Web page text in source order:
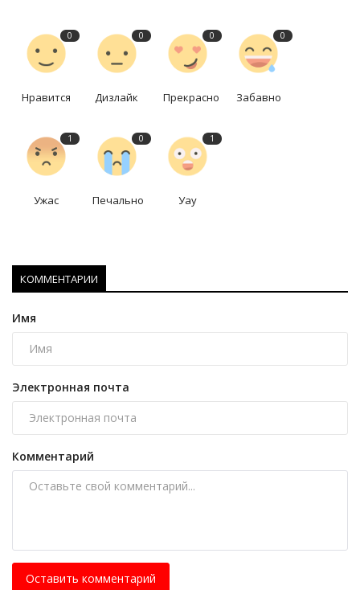
0
Нравится
0
Дизлайк
0
Прекрасно
0
Забавно
1
Ужас
0
Печально
1
Уау
КОММЕНТАРИИ
Имя
Электронная почта
Комментарий
Оставить комментарий